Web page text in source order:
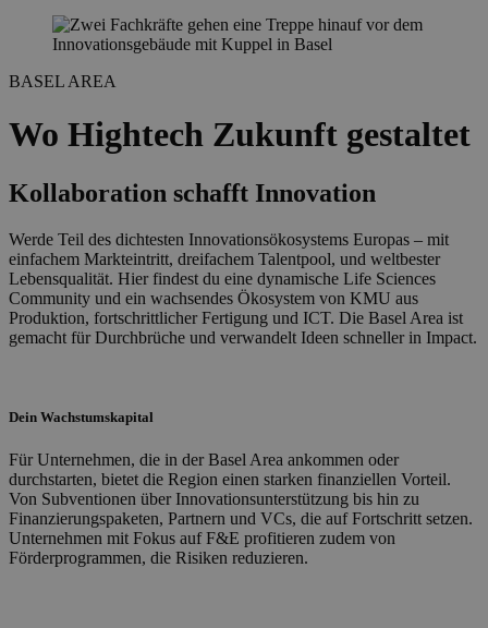
BASEL AREA
Wo Hightech Zukunft gestaltet
Kollaboration schafft Innovation
Werde Teil des dichtesten Innovationsökosystems Europas – mit
einfachem Markteintritt, dreifachem Talentpool, und weltbester
Lebensqualität. Hier findest du eine dynamische Life Sciences
Community und ein wachsendes Ökosystem von KMU aus
Produktion, fortschrittlicher Fertigung und ICT. Die Basel Area ist
gemacht für Durchbrüche und verwandelt Ideen schneller in Impact.
Dein Wachstumskapital
Für Unternehmen, die in der Basel Area ankommen oder
durchstarten, bietet die Region einen starken finanziellen Vorteil.
Von Subventionen über Innovationsunterstützung bis hin zu
Finanzierungspaketen, Partnern und VCs, die auf Fortschritt setzen.
Unternehmen mit Fokus auf F&E profitieren zudem von
Förderprogrammen, die Risiken reduzieren.